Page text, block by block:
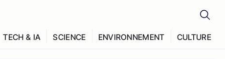
TECH & IA SCIENCE ENVIRONNEMENT CULTURE